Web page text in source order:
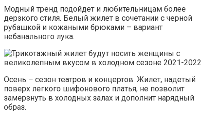
Модный тренд подойдет и любительницам более
дерзкого стиля. Белый жилет в сочетании с черной
рубашкой и кожаными брюками – вариант
небанального лука.
Осень – сезон театров и концертов. Жилет, надетый
поверх легкого шифонового платья, не позволит
замерзнуть в холодных залах и дополнит нарядный
образ.